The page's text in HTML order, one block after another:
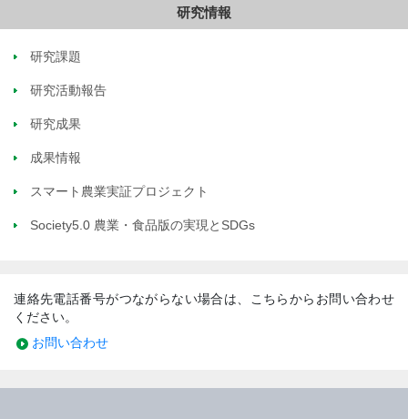
研究情報
研究課題
研究活動報告
研究成果
成果情報
スマート農業実証プロジェクト
Society5.0 農業・食品版の実現とSDGs
連絡先電話番号がつながらない場合は、こちらからお問い合わせ
ください。
お問い合わせ